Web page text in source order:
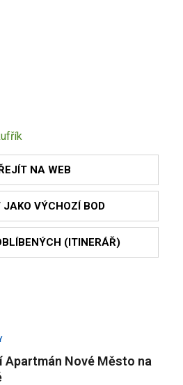
NA WEB
VÝCHOZÍ BOD
(ITINERÁŘ)
Apartmán Nové Město na